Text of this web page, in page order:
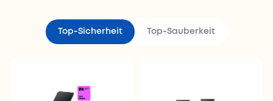
Top‑Sicherheit Top‑Sauberkeit